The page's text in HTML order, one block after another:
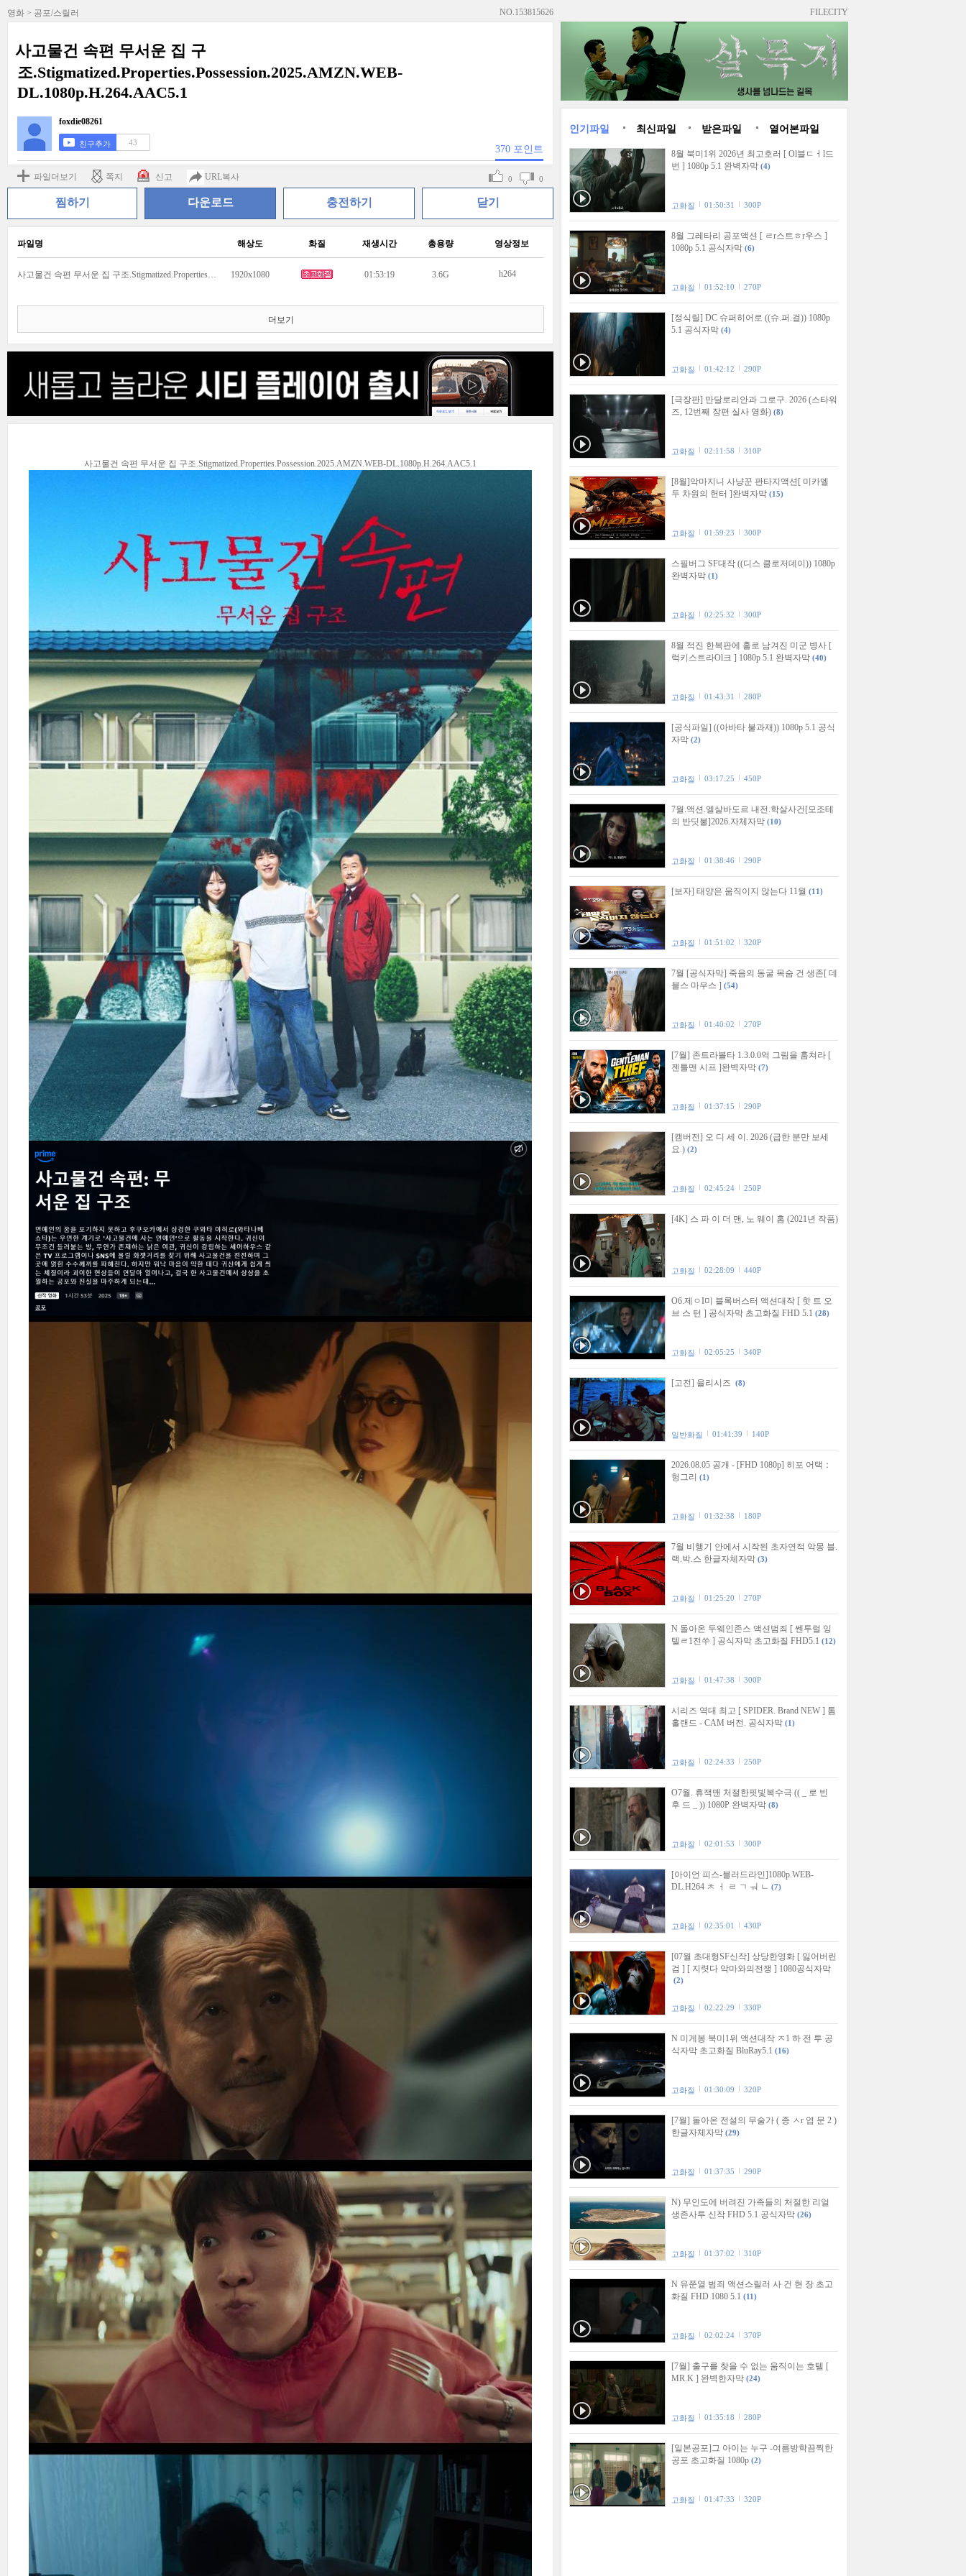
영화 > 공포/스릴러 NO.153815626
사고물건 속편 무서운 집 구
조.Stigmatized.Properties.Possession.2025.AMZN.WEB-
DL.1080p.H.264.AAC5.1
foxdie08261
친구추가 43
370 포인트
파일더보기 쪽지 신고 URL복사 0 0
찜하기 다운로드 충전하기 닫기
파일명 해상도 화질 재생시간 총용량 영상정보
사고물건 속편 무서운 집 구조.Stigmatized.Properties.Possession.2025.AMZN.WEB-DL.1080p.H.264.AAC5.1.mkv 1920x1080 01:53:19 3.6G h264
더보기
사고물건 속편 무서운 집 구조.Stigmatized.Properties.Possession.2025.AMZN.WEB-DL.1080p.H.264.AAC5.1
FILECITY
인기파일 최신파일 받은파일 열어본파일
8월 북미1위 2026년 최고호러 [ Ol블ㄷㅓl드
번 ] 1080p 5.1 완벽자막 (4)
고화질 01:50:31 300P
8월 그레타리 공포액션 [ ㄹr스트ㅎr우스 ]
1080p 5.1 공식자막 (6)
고화질 01:52:10 270P
[정식릴] DC 슈퍼히어로 ((슈.퍼.걸)) 1080p
5.1 공식자막 (4)
고화질 01:42:12 290P
[극장판] 만달로리안과 그로구. 2026 (스타워
즈, 12번째 장편 실사 영화) (8)
고화질 02:11:58 310P
[8월]악마지니 사냥꾼 판타지액션[ 미카엘
두 차원의 헌터 ]완벽자막 (15)
고화질 01:59:23 300P
스필버그 SF대작 ((디스 클로저데이)) 1080p
완벽자막 (1)
고화질 02:25:32 300P
8월 적진 한복판에 홀로 남겨진 미군 병사 [
럭키스트라Ol크 ] 1080p 5.1 완벽자막 (40)
고화질 01:43:31 280P
[공식파일] ((아바타 불과재)) 1080p 5.1 공식
자막 (2)
고화질 03:17:25 450P
7월.액션.엘살바도르 내전.학살사건[모조테
의 반딧불]2026.자체자막 (10)
고화질 01:38:46 290P
[보자] 태양은 움직이지 않는다 11월 (11)
고화질 01:51:02 320P
7월 [공식자막] 죽음의 동굴 목숨 건 생존[ 데
블스 마우스 ] (54)
고화질 01:40:02 270P
[7월] 존트라볼타 1.3.0.0억 그림을 훔쳐라 [
젠틀맨 시프 ]완벽자막 (7)
고화질 01:37:15 290P
[캠버전] 오 디 세 이. 2026 (급한 분만 보세
요.) (2)
고화질 02:45:24 250P
[4K] 스 파 이 더 맨, 노 웨이 홈 (2021년 작품)
고화질 02:28:09 440P
O6.제ㅇI미 블록버스터 액션대작 [ 핫 트 오
브 스 턴 ] 공식자막 초고화질 FHD 5.1 (28)
고화질 02:05:25 340P
[고전] 율리시즈 (8)
일반화질 01:41:39 140P
2026.08.05 공개 - [FHD 1080p] 히포 어택：
헝그리 (1)
고화질 01:32:38 180P
7월 비행기 안에서 시작된 초자연적 악몽 블.
랙.박.스 한글자체자막 (3)
고화질 01:25:20 270P
N 돌아온 두웨인존스 액션범죄 [ 쎈투럴 잉
텔ㄹ1전쑤 ] 공식자막 초고화질 FHD5.1 (12)
고화질 01:47:38 300P
시리즈 역대 최고 [ SPIDER. Brand NEW ] 톰
홀랜드 - CAM 버전. 공식자막 (1)
고화질 02:24:33 250P
O7월. 휴잭맨 처절한핏빛복수극 (( _ 로 빈
후 드 _ )) 1080P 완벽자막 (8)
고화질 02:01:53 300P
[아이언 피스-블러드라인]1080p.WEB-
DL.H264 ㅊ ㅓ ㄹ ㄱ ㅝ ㄴ (7)
고화질 02:35:01 430P
[07월 초대형SF신작] 상당한영화 [ 잃어버린
검 ] [ 지렷다 악마와의전쟁 ] 1080공식자막
(2)
고화질 02:22:29 330P
N 미게봉 북미1위 액션대작 ㅈ1 하 전 투 공
식자막 초고화질 BluRay5.1 (16)
고화질 01:30:09 320P
[7월] 돌아온 전설의 무술가 ( 종 ㅅr 엽 문 2 )
한글자체자막 (29)
고화질 01:37:35 290P
N) 무인도에 버려진 가족들의 처절한 리얼
생존사투 신작 FHD 5.1 공식자막 (26)
고화질 01:37:02 310P
N 유쭌열 범죄 액션스릴러 사 건 현 장 초고
화질 FHD 1080 5.1 (11)
고화질 02:02:24 370P
[7월] 출구를 찾을 수 없는 움직이는 호텔 [
MR.K ] 완벽한자막 (24)
고화질 01:35:18 280P
[일본공포]그 아이는 누구 -여름방학끔찍한
공포 초고화질 1080p (2)
고화질 01:47:33 320P